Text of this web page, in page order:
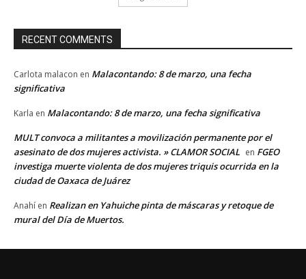
RECENT COMMENTS
Carlota malacon en Malacontando: 8 de marzo, una fecha
significativa
Karla en Malacontando: 8 de marzo, una fecha significativa
MULT convoca a militantes a movilización permanente por el
asesinato de dos mujeres activista. » CLAMOR SOCIAL en FGEO
investiga muerte violenta de dos mujeres triquis ocurrida en la
ciudad de Oaxaca de Juárez
Anahí en Realizan en Yahuiche pinta de máscaras y retoque de
mural del Día de Muertos.